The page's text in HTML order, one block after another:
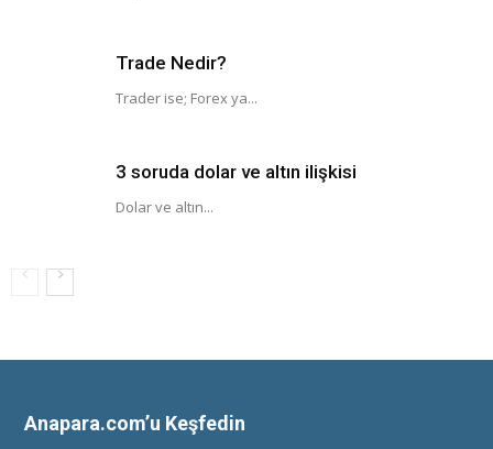
Trade Nedir?
Trader ise; Forex ya...
3 soruda dolar ve altın ilişkisi
Dolar ve altın...
Anapara.com’u Keşfedin